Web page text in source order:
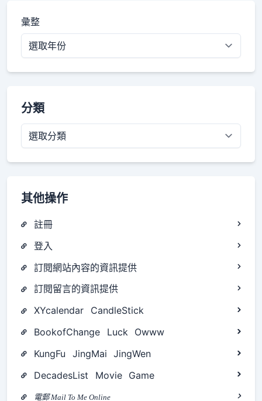
彙整
分類
分
類
其他操作
註冊
登入
訂閱網站內容的資訊提供
訂閱留言的資訊提供
XYcalendar
CandleStick
BookofChange
Luck
Owww
KungFu
JingMai
JingWen
DecadesList
Movie Game
電郵 Mail To Me Online